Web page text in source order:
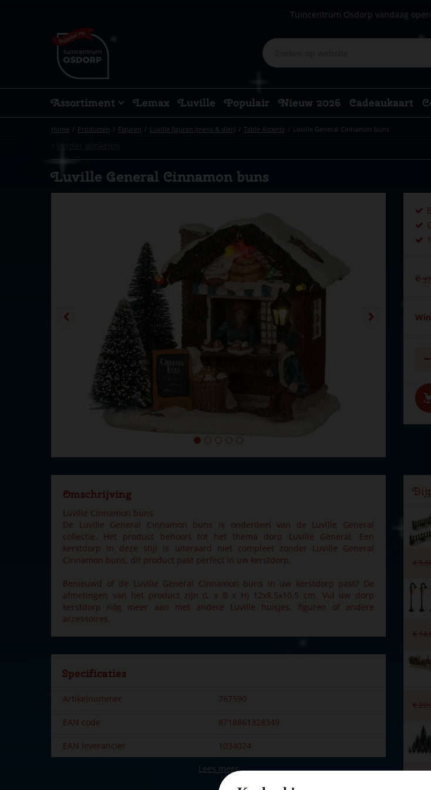
Home Producten Figuren Luville figuren (mens & dier) Table Accents Luville General Cinnamon buns
Tuincentrum Osdorp vandaag
Assortiment Lemax Luville Populair Nieuw 2026 Cadeaukaart
Luville General Cinnamon buns
€ 37
Omschrijving
Luville Cinnamon buns
De Luville General Cinnamon buns is onderdeel van de Luville General
collectie. Het product behoort tot het thema dorp Luville General. Een
kerstdorp in deze stijl is uiteraard niet compleet zonder Luville General
Cinnamon buns, dit product past perfect in uw kerstdorp.
Benieuwd of de Luville General Cinnamon buns in uw kerstdorp past? De
afmetingen van het product zijn (L x B x H) 12x8.5x10.5 cm. Vul uw dorp
kerstdorp nóg meer aan met andere Luville huisjes, figuren of andere
accessoires.
Specificaties
Artikelnummer 767590
EAN code 8718861328349
EAN leverancier 1034024
Luville
Lees meer
€5,
€14,
€29,